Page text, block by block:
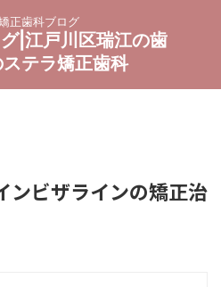
正歯科ブログ
|江戸川区瑞江の歯
テラ矯正歯科
ンビザラインの矯正治